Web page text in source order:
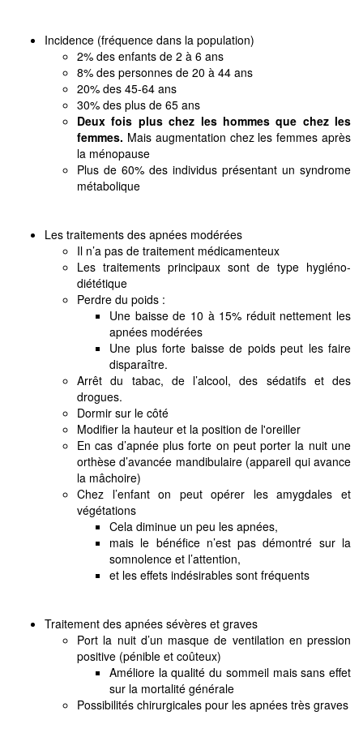
Incidence (fréquence dans la population)
2% des enfants de 2 à 6 ans
8% des personnes de 20 à 44 ans
20% des 45-64 ans
30% des plus de 65 ans
Deux fois plus chez les hommes que chez les
femmes. Mais augmentation chez les femmes après
la ménopause
Plus de 60% des individus présentant un syndrome
métabolique
Les traitements des apnées modérées
Il n’a pas de traitement médicamenteux
Les traitements principaux sont de type hygiéno-
diététique
Perdre du poids :
Une baisse de 10 à 15% réduit nettement les
apnées modérées
Une plus forte baisse de poids peut les faire
disparaître.
Arrêt du tabac, de l’alcool, des sédatifs et des
drogues.
Dormir sur le côté
Modifier la hauteur et la position de l'oreiller
En cas d’apnée plus forte on peut porter la nuit une
orthèse d’avancée mandibulaire (appareil qui avance
la mâchoire)
Chez l’enfant on peut opérer les amygdales et
végétations
Cela diminue un peu les apnées,
mais le bénéfice n’est pas démontré sur la
somnolence et l’attention,
et les effets indésirables sont fréquents
Traitement des apnées sévères et graves
Port la nuit d’un masque de ventilation en pression
positive (pénible et coûteux)
Améliore la qualité du sommeil mais sans effet
sur la mortalité générale
Possibilités chirurgicales pour les apnées très graves